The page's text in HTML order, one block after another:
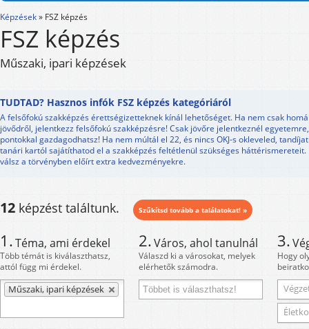
Képzések» FSZ képzés
FSZ képzés
Műszaki, ipari képzések
TUDTAD? Hasznos infók FSZ képzés kategóriáról
A felsőfokú szakképzés érettségizetteknek kínál lehetőséget. Ha nem csak
jövődről, jelentkezz felsőfokú szakképzésre! Csak jövőre jelentkeznél
pontokkal gazdagodhatsz! Ha nem múltál el 22, és nincs OKJ-s okleveled,
tanári kartól sajátíthatod el a szakképzés feltétlenül szükséges
válsz a törvényben előírt extra kedvezményekre.
12 képzést találtunk. Szűkítsd tovább a találatokat! »
1.Téma, ami érdekel
Több témát is kiválaszthatsz,
attól függ mi érdekel.
Műszaki, ipari képzések
2.Város, ahol tanulnál
Válaszd ki a városokat, melyek
elérhetők számodra.
3.
Hogy